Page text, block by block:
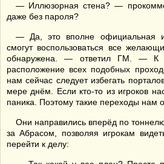
— Иллюзорная стена? —
даже без пароля?
— Да, это вполне официальная
смогут воспользоваться все
обнаружена. — ответил ГМ. — К
расположение всех подобных
нам сейчас следует избегать
мере днём. Если кто-то из игроков
паника. Поэтому такие переходы нам
Они направились вперёд по
за Абрасом, позволяя игрокам
перейти к делу: